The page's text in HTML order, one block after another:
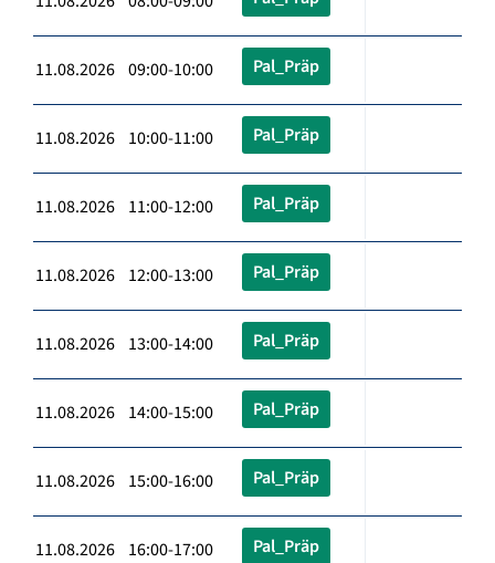
11.08.2026 09:00-10:00 Pal_Präp
11.08.2026 10:00-11:00 Pal_Präp
11.08.2026 11:00-12:00 Pal_Präp
11.08.2026 12:00-13:00 Pal_Präp
11.08.2026 13:00-14:00 Pal_Präp
11.08.2026 14:00-15:00 Pal_Präp
11.08.2026 15:00-16:00 Pal_Präp
11.08.2026 16:00-17:00 Pal_Präp